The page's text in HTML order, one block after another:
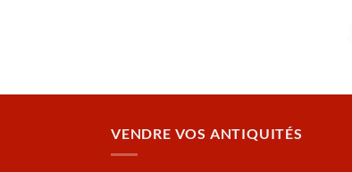
VENDRE VOS ANTIQUITÉS